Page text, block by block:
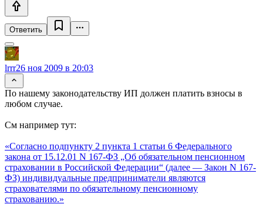
Ответить
lrrr26 ноя 2009 в 20:03
По нашему законодательству ИП должен платить взносы в
любом случае.
См например тут:
«Согласно подпункту 2 пункта 1 статьи 6 Федерального
закона от 15.12.01 N 167-ФЗ „Об обязательном пенсионном
страховании в Российской Федерации“ (далее — Закон N 167-
ФЗ) индивидуальные предприниматели являются
страхователями по обязательному пенсионному
страхованию.»